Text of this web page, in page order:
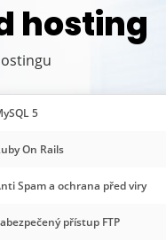
hosting
5
On Rails
Spam a ochrana před viry
přístup FTP